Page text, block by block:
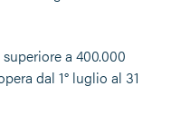
a 400.000
dal 1° luglio al 31